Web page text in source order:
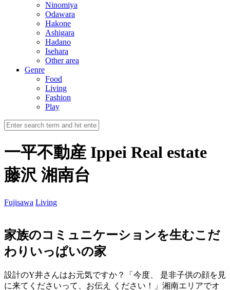
Ninomiya
Odawara
Hakone
Ashigara
Hadano
Isehara
Other area
Genre
Food
Living
Fashion
Play
一平不動産 Ippei Real estate
藤沢 湘南台
Fujisawa Living
家族のコミュニケーションを生むこだ
わりいっぱいの家
設計のY井さんはお元気ですか？「今度、 是非子供の顔を見
に来てくださいって、お伝え ください！」湘南エリアでオ